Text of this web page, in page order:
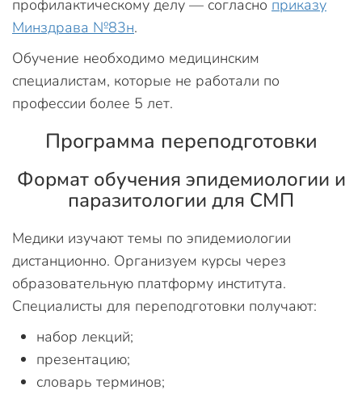
профилактическому делу — согласно приказу
Минздрава №83н.
Обучение необходимо медицинским
специалистам, которые не работали по
профессии более 5 лет.
Программа переподготовки
Формат обучения эпидемиологии и
паразитологии для СМП
Медики изучают темы по эпидемиологии
дистанционно. Организуем курсы через
образовательную платформу института.
Специалисты для переподготовки получают:
набор лекций;
презентацию;
словарь терминов;